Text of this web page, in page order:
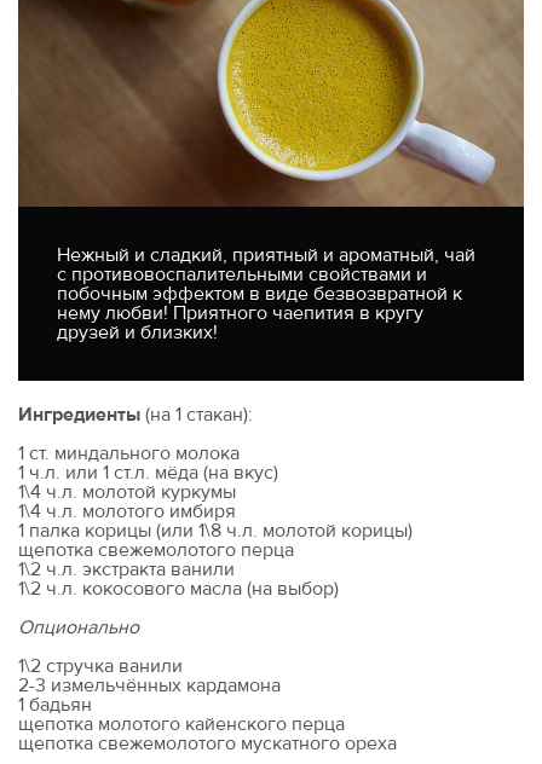
Нежный и сладкий, приятный и ароматный, чай
с противовоспалительными свойствами и
побочным эффектом в виде безвозвратной к
нему любви! Приятного чаепития в кругу
друзей и близких!
Ингредиенты (на 1 стакан):
1 ст. миндального молока
1 ч.л. или 1 ст.л. мёда (на вкус)
1\4 ч.л. молотой куркумы
1\4 ч.л. молотого имбиря
1 палка корицы (или 1\8 ч.л. молотой корицы)
щепотка свежемолотого перца
1\2 ч.л. экстракта ванили
1\2 ч.л. кокосового масла (на выбор)
Опционально
1\2 стручка ванили
2-3 измельчённых кардамона
1 бадьян
щепотка молотого кайенского перца
щепотка свежемолотого мускатного ореха